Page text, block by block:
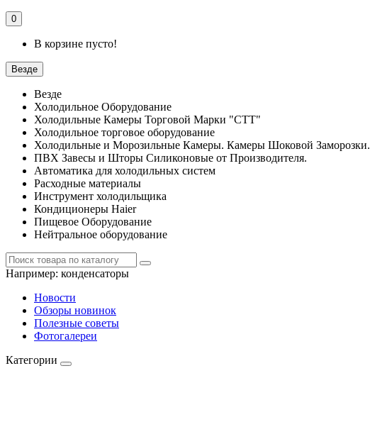
0
В корзине пусто!
Везде
Везде
Холодильное Оборудование
Холодильные Камеры Торговой Марки "СТТ"
Холодильное торговое оборудование
Холодильные и Морозильные Камеры. Камеры Шоковой Заморозки.
ПВХ Завесы и Шторы Силиконовые от Производителя.
Автоматика для холодильных систем
Расходные материалы
Инструмент холодильщика
Кондиционеры Haier
Пищевое Оборудование
Нейтральное оборудование
Например: конденсаторы
Новости
Обзоры новинок
Полезные советы
Фотогалереи
Категории